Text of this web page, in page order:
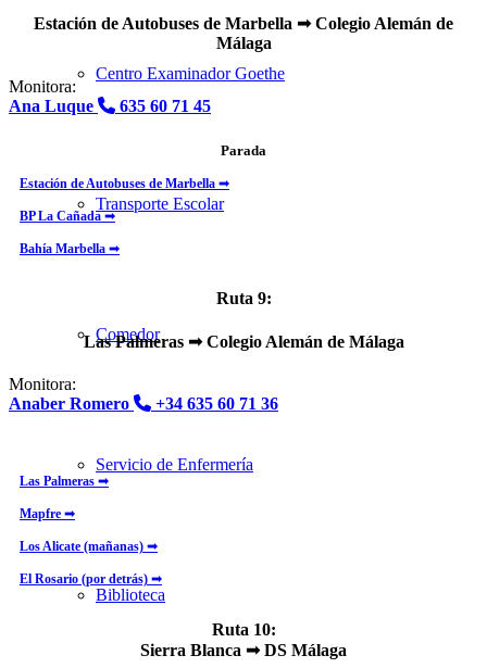
Centro Examinador Goethe
Transporte Escolar
Comedor
Servicio de Enfermería
Biblioteca
Estación de Autobuses de Marbella ➟ Colegio Alemán de
Málaga
Monitora:
Ana Luque
635 60 71 45
Parada
Estación de Autobuses de Marbella ➟
BP La Cañada ➟
Bahía Marbella ➟
Ruta 9:
Las Palmeras ➟ Colegio Alemán de Málaga
Monitora:
Anaber Romero
+34 635 60 71 36
Las Palmeras ➟
Mapfre ➟
Los Alicate (mañanas) ➟
El Rosario (por detrás) ➟
Ruta 10:
Sierra Blanca ➟ DS Málaga